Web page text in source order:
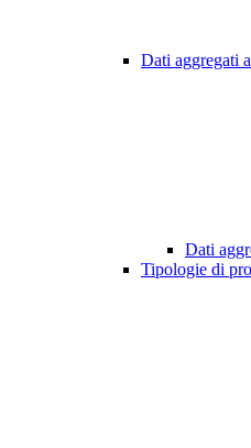
Dati aggregati
Dati
Tipologie di